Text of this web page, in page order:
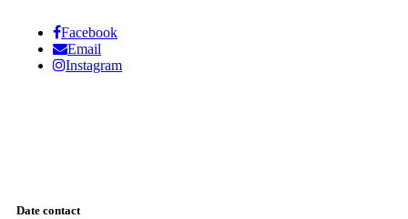
Facebook
Email
Instagram
Date contact